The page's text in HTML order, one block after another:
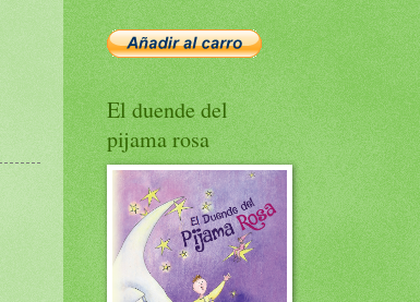
El duende del
pijama rosa